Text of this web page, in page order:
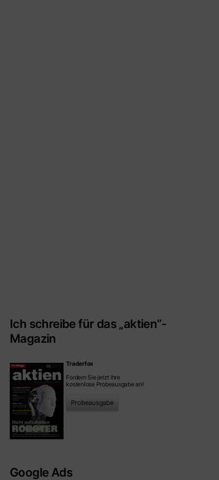
Ich schreibe für das „aktien”-
Magazin
Traderfox
Fordern Sie jetzt Ihre
kostenlose Probeausgabe an!
Probeausgabe
Google Ads